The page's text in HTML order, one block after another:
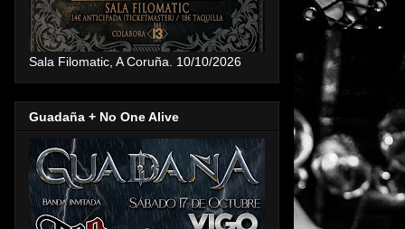
Sala Filomatic, A Coruña. 10/10/2026
Guadaña + No One Alive